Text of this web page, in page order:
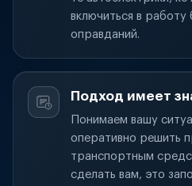
включиться в работу
оправданий.
Подход имеет
Понимаем вашу
оперативно решить
транспортным
сделать вам, это